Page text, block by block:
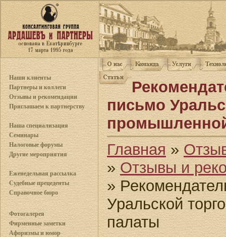
Наши клиенты
Партнеры и коллеги
Отзывы и рекомендации
Приглашаем к партнерству
Наша специализация
Семинары
Налоговые форумы
Другие мероприятия
Еженедельная рассылка
Судебные прецеденты
Справочное бюро
Фотогалерея
Фирменные заметки
Афоризмы и юмор
письмо
Главная»
»Отзывы и
»
Уральской
палаты